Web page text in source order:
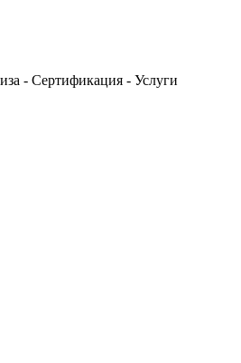
- Услуги